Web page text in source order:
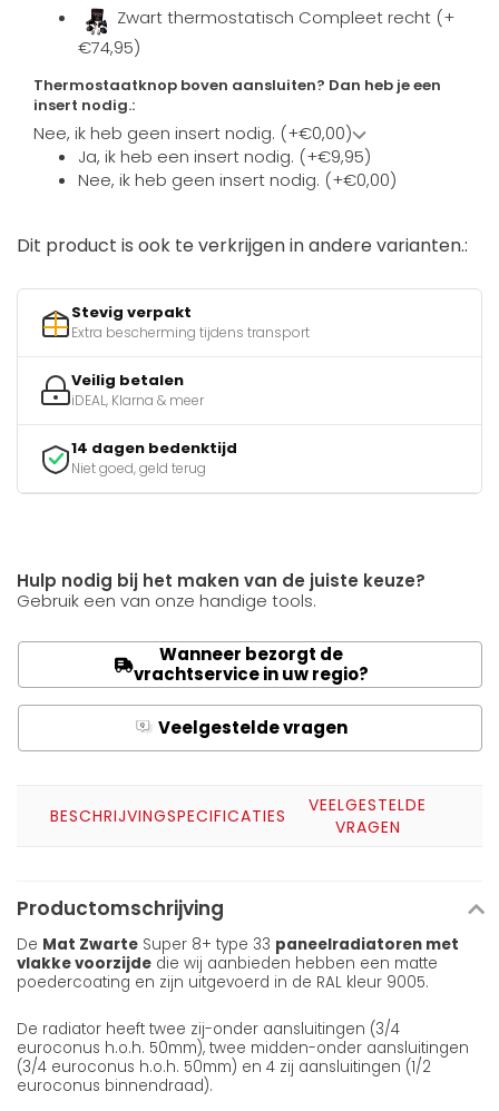
Zwart thermostatisch Compleet recht (+
€74,95)
Thermostaatknop boven aansluiten? Dan heb je een
insert nodig.:
Nee, ik heb geen insert nodig. (+€0,00)
Ja, ik heb een insert nodig. (+€9,95)
Nee, ik heb geen insert nodig. (+€0,00)
Dit product is ook te verkrijgen in andere varianten.:
Stevig verpakt
Extra bescherming tijdens transport
Veilig betalen
iDEAL, Klarna & meer
14 dagen bedenktijd
Niet goed, geld terug
Hulp nodig bij het maken van de juiste keuze?
Gebruik een van onze handige tools.
Wanneer bezorgt de
vrachtservice in uw regio?
Q Veelgestelde vragen
BESCHRIJVINGSPECIFICATIES
VEELGESTELDE
VRAGEN
Productomschrijving
De Mat Zwarte Super 8+ type 33 paneelradiatoren met
vlakke voorzijde die wij aanbieden hebben een matte
poedercoating en zijn uitgevoerd in de RAL kleur 9005.
De radiator heeft twee zij-onder aansluitingen (3/4
euroconus h.o.h. 50mm), twee midden-onder aansluitingen
(3/4 euroconus h.o.h. 50mm) en 4 zij aansluitingen (1/2
euroconus binnendraad).